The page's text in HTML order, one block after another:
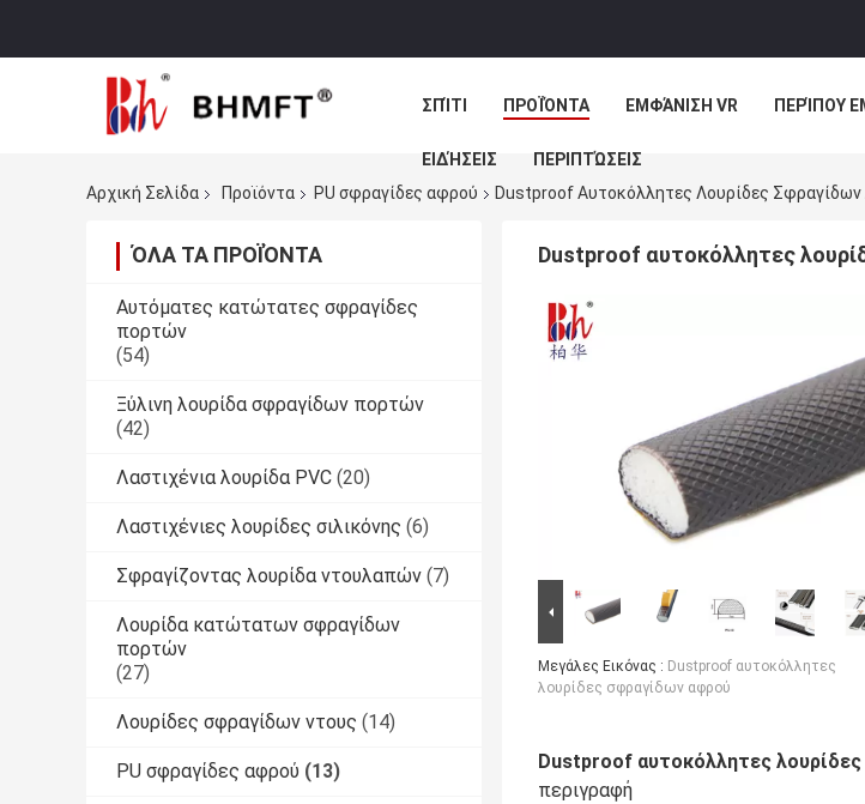
ΣΠΊΤΙ ΠΡΟΪΌΝΤΑ ΕΜΦΆΝΙΣΗ VR ΠΕΡΊΠΟΥ
ΕΙΔΉΣΕΙΣ
ΠΕΡΙΠΤΏΣΕΙΣ
Αρχική Σελίδα
Προϊόντα PU σφραγίδες αφρού Dustproof Αυτοκόλλητες Λουρίδες
ΌΛΑ ΤΑ ΠΡΟΪΌΝΤΑ
Αυτόματες κατώτατες σφραγίδες
πορτών
(54)
Ξύλινη λουρίδα σφραγίδων πορτών
(42)
Λαστιχένια λουρίδα PVC (20)
Λαστιχένιες λουρίδες σιλικόνης (6)
Σφραγίζοντας λουρίδα ντουλαπών (7)
Λουρίδα κατώτατων σφραγίδων
πορτών
(27)
Λουρίδες σφραγίδων ντους (14)
PU σφραγίδες αφρού (13)
Dustproof αυτοκόλλητες
Μεγάλες Εικόνας : Dustproof αυτοκόλλητες
λουρίδες σφραγίδων αφρού
Dustproof αυτοκόλλητες
περιγραφή